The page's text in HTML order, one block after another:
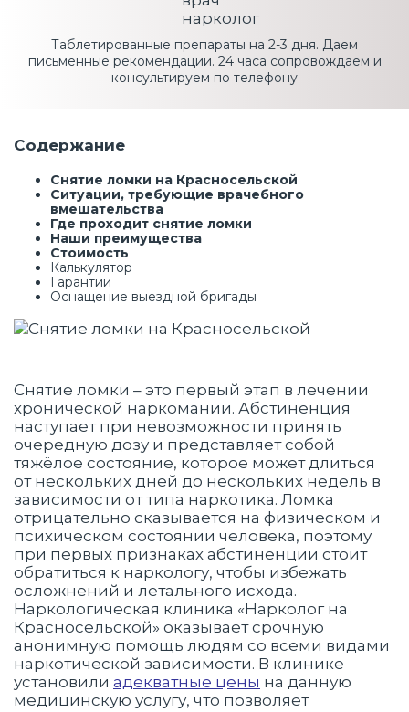
Таблетированные препараты на 2-3 дня. Даем
письменные рекомендации. 24 часа сопровождаем и
консультируем по телефону
Содержание
Снятие ломки на Красносельской
Ситуации, требующие врачебного
вмешательства
Где проходит снятие ломки
Наши преимущества
Стоимость
Калькулятор
Гарантии
Оснащение выездной бригады
Снятие ломки – это первый этап в лечении
хронической наркомании. Абстиненция
наступает при невозможности принять
очередную дозу и представляет собой
тяжёлое состояние, которое может длиться
от нескольких дней до нескольких недель в
зависимости от типа наркотика. Ломка
отрицательно сказывается на физическом и
психическом состоянии человека, поэтому
при первых признаках абстиненции стоит
обратиться к наркологу, чтобы избежать
осложнений и летального исхода.
Наркологическая клиника «Нарколог на
Красносельской» оказывает срочную
анонимную помощь людям со всеми видами
наркотической зависимости. В клинике
установили адекватные цены на данную
медицинскую услугу, что позволяет